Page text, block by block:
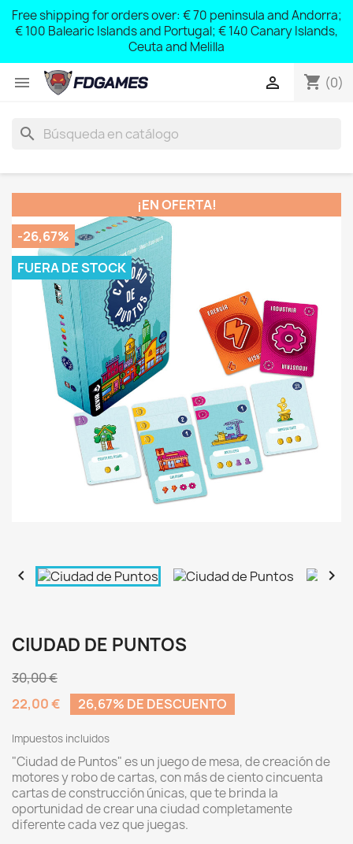
Free shipping for orders over: € 70 peninsula and Andorra;
€ 100 Balearic Islands and Portugal; € 140 Canary Islands,
Ceuta and Melilla
 shopping_cart (0)

search
¡EN OFERTA!
-26,67%
FUERA DE STOCK
 
CIUDAD DE PUNTOS
30,00 €
22,00 €
26,67% DE DESCUENTO
Impuestos incluidos
"Ciudad de Puntos" es un juego de mesa, de creación de
motores y robo de cartas, con más de ciento cincuenta
cartas de construcción únicas, que te brinda la
oportunidad de crear una ciudad completamente
diferente cada vez que juegas.